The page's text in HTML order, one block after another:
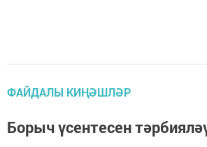
ФАЙДАЛЫ КИҢӘШЛӘР
Борыч үсентесен